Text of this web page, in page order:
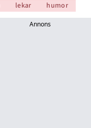
lekar humor
Annons